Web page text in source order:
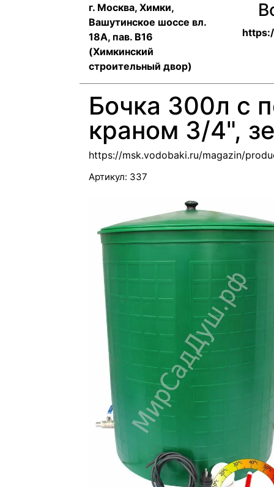
г. Москва, Химки,
Вашутинское шоссе вл.
18А, пав. В16
(Химкинский
строительный двор)
Бочка 300л с
краном 3/4",
https://msk.vodobaki.ru/magazin/
Артикул: 337